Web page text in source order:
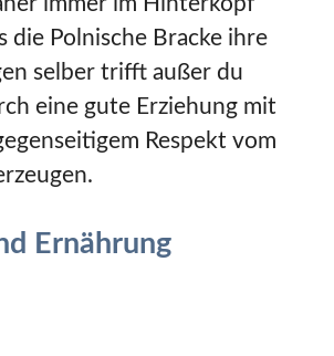
die Polnische Bracke ihre
selber trifft außer du
eine gute Erziehung mit
Respekt vom
Ernährung